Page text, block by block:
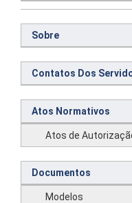
Sobre
Contatos Dos
Atos Normativos
Atos de
Documentos
Modelos